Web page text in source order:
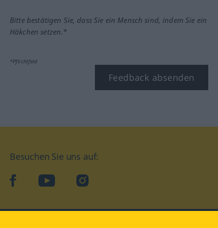
Bitte bestätigen Sie, dass Sie ein Mensch sind, indem Sie ein
Häkchen setzen.*
*Pflichtfeld
Feedback absenden
Besuchen Sie uns auf:
facebookYouTube Instagram